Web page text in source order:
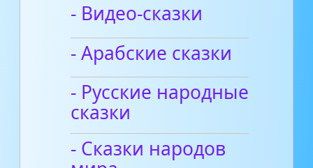
- Видео-сказки
- Арабские сказки
- Русские народные
сказки
- Сказки народов